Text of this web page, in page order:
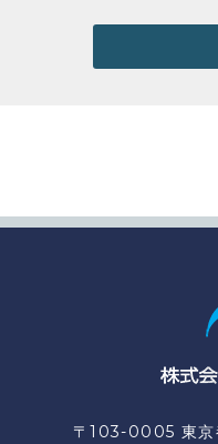
〒103-0005 東京